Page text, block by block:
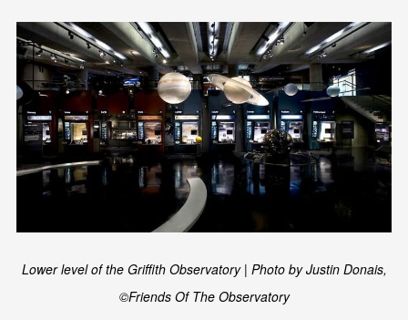
Lower level of the Griffith Observatory | Photo by Justin Donais,
©Friends Of The Observatory